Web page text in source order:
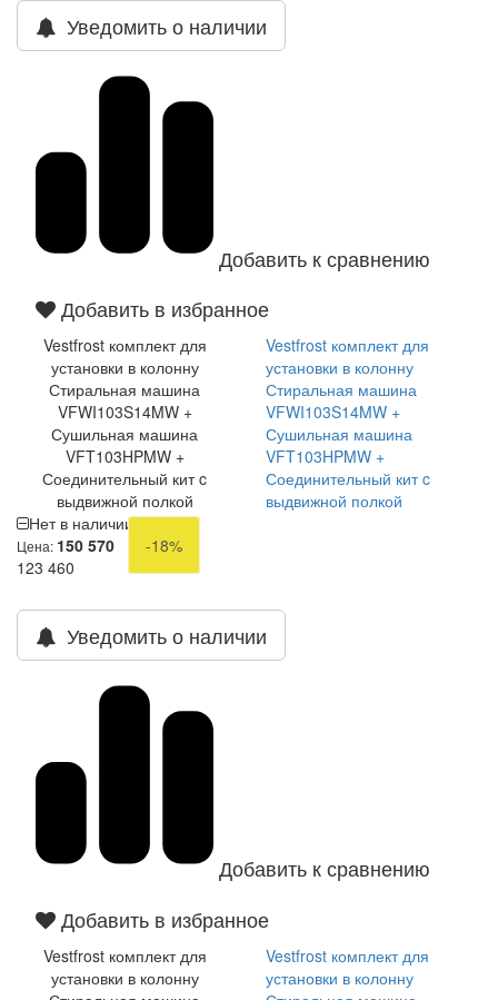
Уведомить о наличии
Добавить к сравнению
Добавить в избранное
Vestfrost комплект для
установки в колонну
Стиральная машина
VFWI103S14MW +
Сушильная машина
VFT103HPMW +
Соединительный кит c
выдвижной полкой
Vestfrost комплект для
установки в колонну
Стиральная машина
VFWI103S14MW +
Сушильная машина
VFT103HPMW +
Соединительный кит c
выдвижной полкой
Нет в наличии
Цена: 150 570
-18%
123 460
Уведомить о наличии
Добавить к сравнению
Добавить в избранное
Vestfrost комплект для
установки в колонну
Vestfrost комплект для
установки в колонну